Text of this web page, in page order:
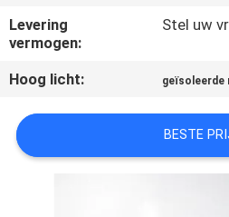
VERZOEK
OM EEN
CITAAT
SITEMAP
Levering
vermogen:
Stel uw
Hoog licht: geïsoleerde
BESTE